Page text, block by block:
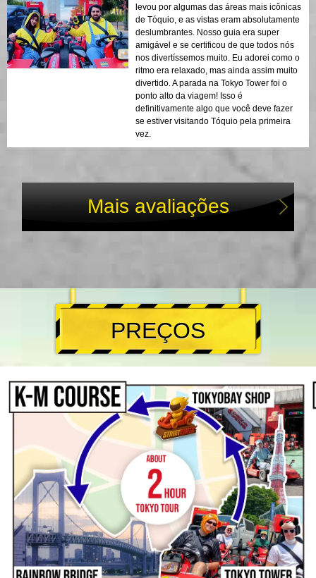
levou por algumas das áreas mais icônicas
de Tóquio, e as vistas eram absolutamente
deslumbrantes. Nosso guia era super
amigável e se certificou de que todos nós
nos divertíssemos muito. Eu adorei como o
ritmo era relaxado, mas ainda assim muito
divertido. A parada na Tokyo Tower foi o
ponto alto da viagem! Isso é
definitivamente algo que você deve fazer
se estiver visitando Tóquio pela primeira
vez.
Mais avaliações
PREÇOS